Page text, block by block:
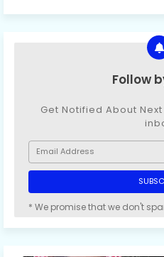
Follow
Get Notified About
* We promise that we don't